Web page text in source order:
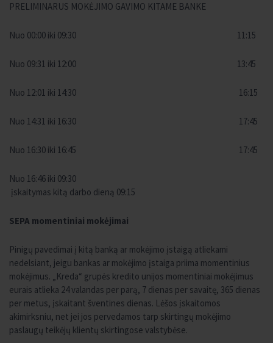
PRELIMINARUS MOKĖJIMO GAVIMO KITAME BANKE
Nuo 00:00 iki 09:30 11:15
Nuo 09:31 iki 12:00 13:45
Nuo 12:01 iki 14:30 16:15
Nuo 14:31 iki 16:30 17:45
Nuo 16:30 iki 16:45 17:45
Nuo 16:46 iki 09:30
įskaitymas kitą darbo dieną 09:15
SEPA momentiniai mokėjimai
Pinigų pavedimai į kitą banką ar mokėjimo įstaigą atliekami
nedelsiant, jeigu bankas ar mokėjimo įstaiga priima momentinius
mokėjimus. „Kreda“ grupės kredito unijos momentiniai mokėjimus
eurais atlieka 24 valandas per parą, 7 dienas per savaitę, 365 dienas
per metus, įskaitant šventines dienas. Lėšos įskaitomos
akimirksniu, net jei jos pervedamos tarp skirtingų mokėjimo
paslaugų teikėjų klientų skirtingose valstybėse.